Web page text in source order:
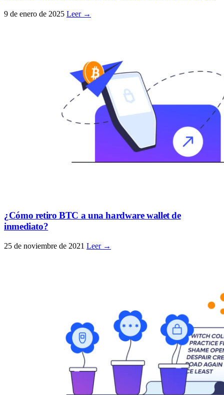
9 de enero de 2025 Leer →
¿Cómo retiro BTC a una hardware wallet de
inmediato?
25 de noviembre de 2021 Leer →